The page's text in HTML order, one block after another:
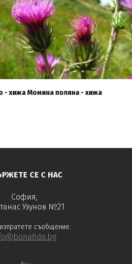
- хижа Момина поляна - хижа
СЕ С НАС
София,
Узунов №21
съобщение.